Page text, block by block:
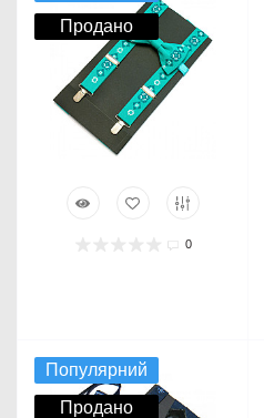
Продано
0
Популярний
Продано